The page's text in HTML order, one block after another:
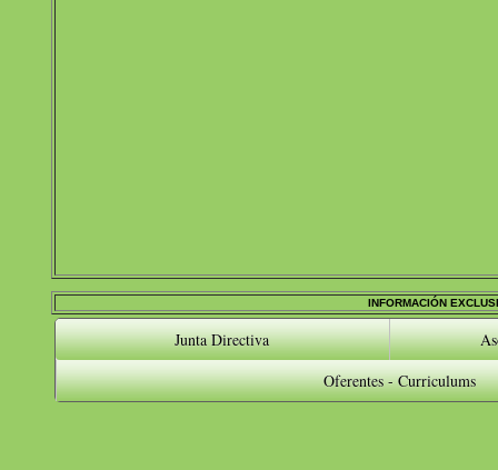
INFORMACIÓN
Junta Directiva
Oferentes - Curriculums